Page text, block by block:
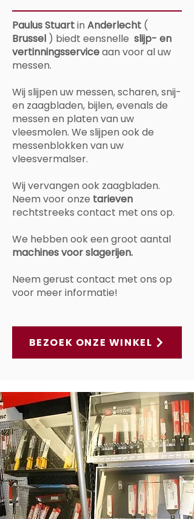
Paulus StuartinAnderlecht (
Brussel ) biedt eensnelle slijp- en
vertinningsserviceaan voor al uw
messen.
Wij slijpen uw messen, scharen, snij-
en zaagbladen, bijlen, evenals de
messen en platen van uw
vleesmolen. We slijpen ook de
messenblokken van uw
vleesvermalser.
Wij vervangen ook zaagbladen.
Neem voor onze tarieven
rechtstreeks contact met ons op.
We hebben ook een groot aantal
machines voor slagerijen.
Neem gerust contact met ons op
voor meer informatie!
BEZOEK ONZE WINKEL